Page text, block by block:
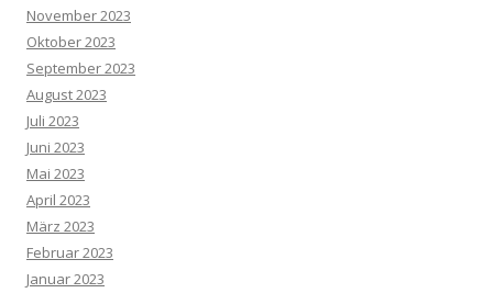
November 2023
Oktober 2023
September 2023
August 2023
Juli 2023
Juni 2023
Mai 2023
April 2023
März 2023
Februar 2023
Januar 2023